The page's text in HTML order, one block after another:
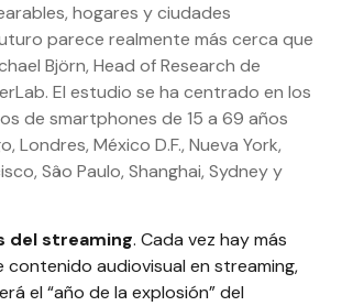
hogares y ciudades
parece realmente más cerca que
Björn, Head of Research de
El estudio se ha centrado en los
de smartphones de 15 a 69 años
Londres, México D.F., Nueva York,
Sâo Paulo, Shanghai, Sydney y
del streaming. Cada vez hay más
contenido audiovisual en streaming,
el “año de la explosión” del